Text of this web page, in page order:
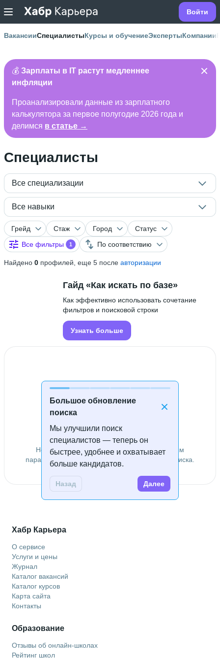
Войти
ВакансииСпециалистыКурсы и обучениеЭкспертыКомпании
💰 Зарплаты в IT растут медленнее
инфляции
Проанализировали данные из зарплатного
калькулятора за первое полугодие 2026 года и
делимся в статье →
Специалисты
Все специализации
Все навыки
Грейд Стаж Город
Статус
Все фильтры
1 По соответствию
Найдено 0 профилей, еще 5 после авторизации
Большое обновление
поиска
Мы улучшили поиск
специалистов — теперь он
быстрее, удобнее и охватывает
больше кандидатов.
Назад Далее
Гайд «Как искать по базе»
Как эффективно использовать сочетание
фильтров и поисковой строки
Узнать больше
Специалисты не найдены
Не удалось найти специалистов по заданным
параметрам. Попробуйте изменить условия поиска.
Хабр Карьера
О сервисе
Услуги и цены
Журнал
Каталог вакансий
Каталог курсов
Карта сайта
Контакты
Образование
Отзывы об онлайн-школах
Рейтинг школ